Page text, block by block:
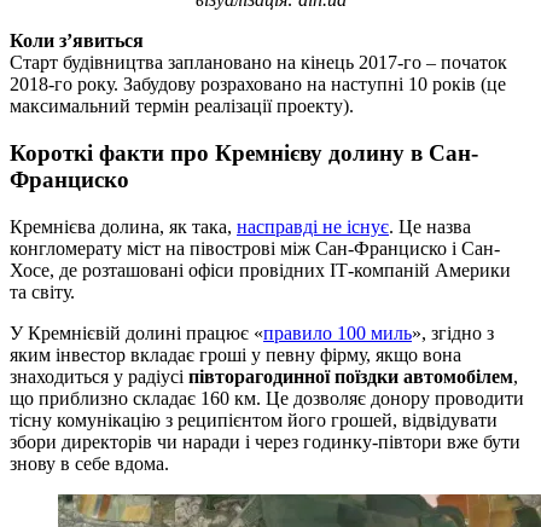
Коли з’явиться
Старт будівництва заплановано на кінець 2017-го – початок
2018-го року. Забудову розраховано на наступні 10 років (це
максимальний термін реалізації проекту).
Короткі факти про Кремнієву долину в Сан-
Франциско
Кремнієва долина, як така, насправді не існує. Це назва
конгломерату міст на півострові між Сан-Франциско і Сан-
Хосе, де розташовані офіси провідних ІТ-компаній Америки
та світу.
У Кремнієвій долині працює «правило 100 миль», згідно з
яким інвестор вкладає гроші у певну фірму, якщо вона
знаходиться у радіусі півторагодинної поїздки автомобілем,
що приблизно складає 160 км. Це дозволяє донору проводити
тісну комунікацію з реципієнтом його грошей, відвідувати
збори директорів чи наради і через годинку-півтори вже бути
знову в себе вдома.